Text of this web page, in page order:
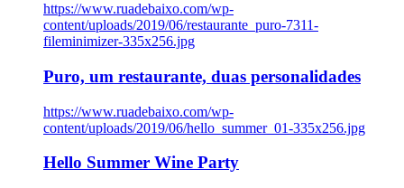
https://www.ruadebaixo.com/wp-
content/uploads/2019/06/restaurante_puro-7311-
fileminimizer-335x256.jpg
Puro, um restaurante, duas personalidades
https://www.ruadebaixo.com/wp-
content/uploads/2019/06/hello_summer_01-335x256.jpg
Hello Summer Wine Party